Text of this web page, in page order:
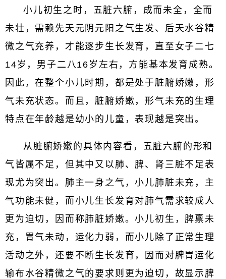
小儿初生之时，五脏六腑，成而未全，全而
未壮，需赖先天元阴元阳之气生发、后天水谷精
微之气充养，才能逐步生长发育，直至女子二七
14岁，男子二八16岁左右，方能基本发育成熟。
因此，在整个小儿时期，都是处于脏腑娇嫩，形
气未充状态。而且，脏腑娇嫩，形气未充的生理
特点在年龄越是幼小的儿童，表现越是突出。
从脏腑娇嫩的具体内容看，五脏六腑的形和
气皆属不足，但其中又以肺、脾、肾三脏不足表
现尤为突出。肺主一身之气，小儿肺脏未充，主
气功能未健，而小儿生长发育对肺气需求较成人
更为迫切，因而称肺脏娇嫩。小儿初生，脾禀未
充，胃气未动，运化力弱，而小儿除了正常生理
活动之外，还要不断生长发育，因而对脾胃运化
输布水谷精微之气的要求则更为迫切，故显示脾